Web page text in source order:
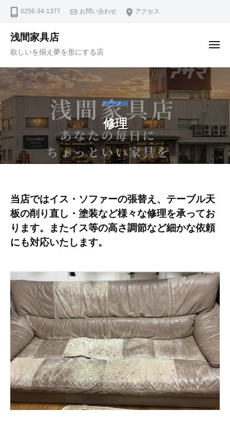
へ
ス
キ
ッ
プ
0256-34-1377 お問い合わせ アクセス
浅間家具店
欲しいを揃え夢を形にする店
メ
ー
REPAIR
修理
修
理
2026
29
日
by
admin
当店ではイス・ソファーの張替え、テーブル天
板の削り直し・塗装など様々な修理を承ってお
ります。またイス等の高さ調節など細かな依頼
にも対応いたします。